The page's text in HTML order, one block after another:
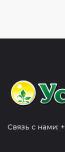
Связь с нами: +